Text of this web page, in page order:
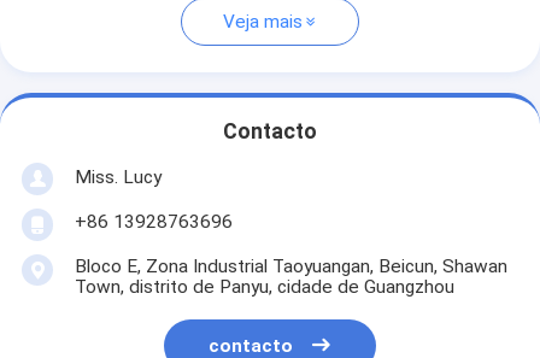
Veja mais
Contacto
Miss. Lucy
+86 13928763696
Bloco E, Zona Industrial Taoyuangan, Beicun, Shawan
Town, distrito de Panyu, cidade de Guangzhou
contacto